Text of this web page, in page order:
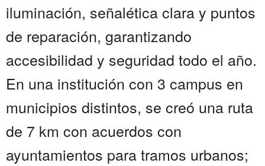
iluminación, señalética clara y puntos
de reparación, garantizando
accesibilidad y seguridad todo el año.
En una institución con 3 campus en
municipios distintos, se creó una ruta
de 7 km con acuerdos con
ayuntamientos para tramos urbanos;